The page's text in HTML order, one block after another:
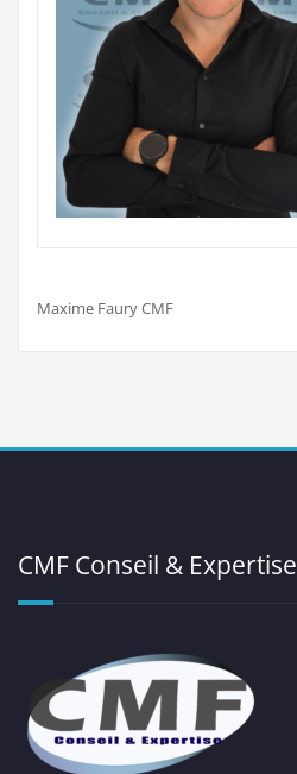
Maxime Faury CMF
CMF Conseil & Expertise